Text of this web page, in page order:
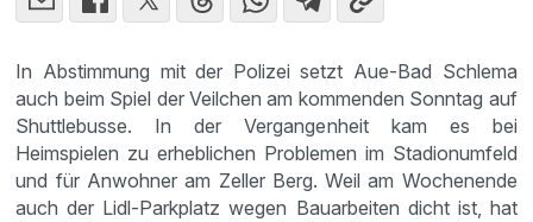
In Abstimmung mit der Polizei setzt Aue-Bad Schlema
auch beim Spiel der Veilchen am kommenden Sonntag auf
Shuttlebusse. In der Vergangenheit kam es bei
Heimspielen zu erheblichen Problemen im Stadionumfeld
und für Anwohner am Zeller Berg. Weil am Wochenende
auch der Lidl-Parkplatz wegen Bauarbeiten dicht ist, hat